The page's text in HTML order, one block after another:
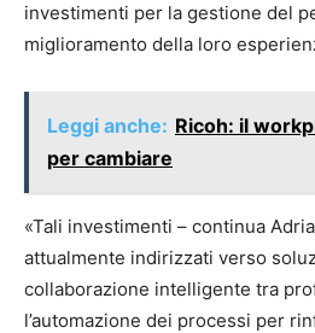
investimenti per la gestione del
miglioramento della loro
Leggi anche: Ricoh: il
per cambiare
«Tali investimenti – continua
attualmente indirizzati verso
collaborazione intelligente tra
l’automazione dei processi per